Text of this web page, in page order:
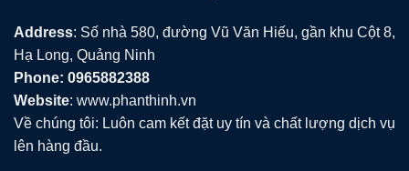
Address: Số nhà 580, đường Vũ Văn Hiếu, gần khu Cột 8,
Hạ Long, Quảng Ninh
Phone: 0965882388
Website: www.phanthinh.vn
Về chúng tôi: Luôn cam kết đặt uy tín và chất lượng dịch vụ
lên hàng đầu.